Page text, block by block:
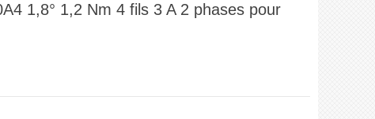
1,8° 1,2 Nm 4 fils 3 A 2 phases pour